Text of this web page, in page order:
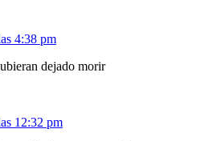
4:38 pm
dejado morir
12:32 pm